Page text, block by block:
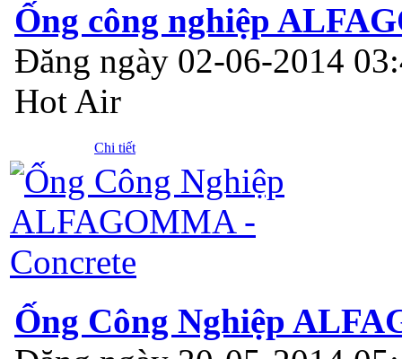
Ống công nghiệp
Đăng ngày 02-06-2014
Hot Air
Chi tiết
Ống Công Nghiệp